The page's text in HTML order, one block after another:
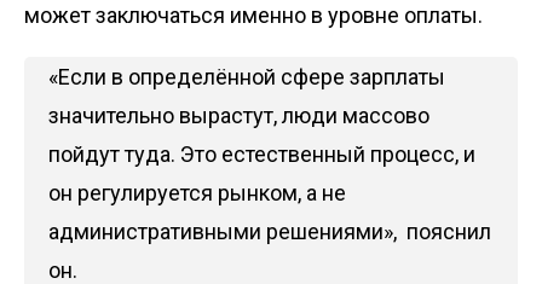
может заключаться именно в уровне оплаты.
«Если в определённой сфере зарплаты
значительно вырастут, люди массово
пойдут туда. Это естественный процесс, и
он регулируется рынком, а не
административными решениями», пояснил
он.